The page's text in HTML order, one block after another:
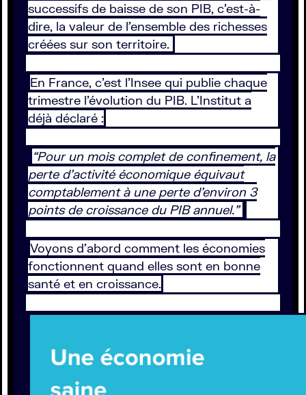
successifs de baisse de son PIB, c’est-à-
dire, la valeur de l’ensemble des richesses
créées sur son territoire.
En France, c’est l’Insee qui publie chaque
trimestre l’évolution du PIB. L’Institut a
déjà déclaré :
“Pour un mois complet de confinement, la
perte d’activité économique équivaut
comptablement à une perte d’environ 3
points de croissance du PIB annuel.”
Voyons d’abord comment les économies
fonctionnent quand elles sont en bonne
santé et en croissance.